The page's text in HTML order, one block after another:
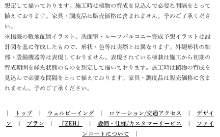
想定して描いております。施工時は植物の育成を見込んで必要な間隔をとって
植えております。家具・調度品は販売価格に含まれません。予めご了承くださ
い。
※掲載の敷地配置イラスト、洗面室・ルーフバルコニー完成予想イラストは設
計図を基に作成したもので、形状・色等は実際とは異なります。外観形状の細
部・設備機器等は表現しておりません。表現されている植栽は施工から初期の
育成期間を経た状態のものを想定して描いております。施工時は植物の育成を
見込んで必要な間隔をとって植えております。家具・調度品は販売価格に含ま
れません。予めご了承ください。
トップ ウェルビーイング ロケーション/交通アクセス
デザイ
ン
プラン 『ZEH』 設備・仕様/カスタマーサービス
ファイ
ンコートについて